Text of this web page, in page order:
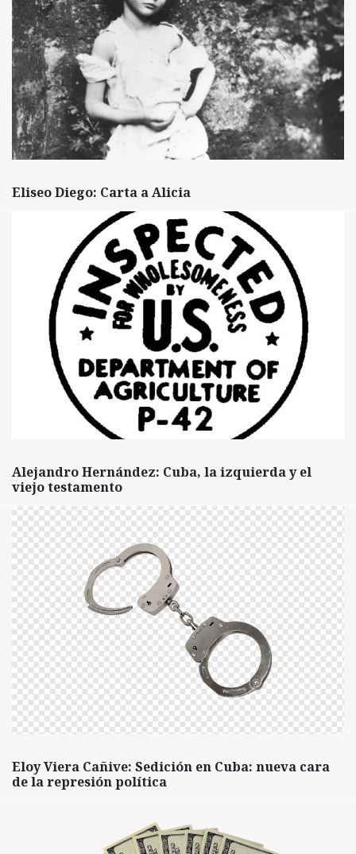
Eliseo Diego: Carta a Alicia
Alejandro Hernández: Cuba, la izquierda y el
viejo testamento
Eloy Viera Cañive: Sedición en Cuba: nueva cara
de la represión política